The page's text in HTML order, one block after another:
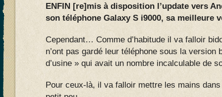
ENFIN [re]mis à disposition l’update vers
son téléphone Galaxy S i9000, sa meilleure
Cependant… Comme d’habitude il va falloir
n’ont pas gardé leur téléphone sous la version
d’usine » qui avait un nombre incalculable de
Pour ceux-là, il va falloir mettre les mains